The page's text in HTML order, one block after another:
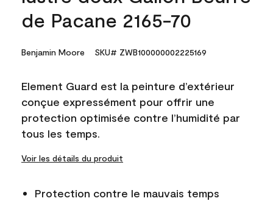
de Pacane 2165-70
Benjamin Moore SKU# ZWB100000002225169
Element Guard est la peinture d’extérieur
conçue expressément pour offrir une
protection optimisée contre l’humidité par
tous les temps.
Voir les détails du produit
Protection contre le mauvais temps